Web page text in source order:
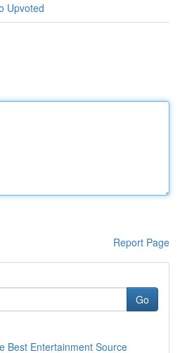
Upvoted
Report Page
Go
Best Entertainment Source